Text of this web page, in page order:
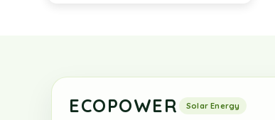
ECOPOWER